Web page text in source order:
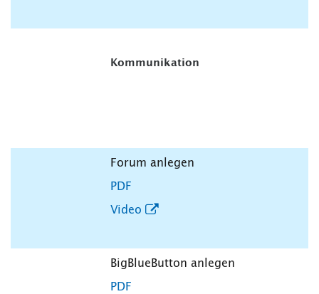
Kommunikation
Forum anlegen
PDF
Video
BigBlueButton anlegen
PDF